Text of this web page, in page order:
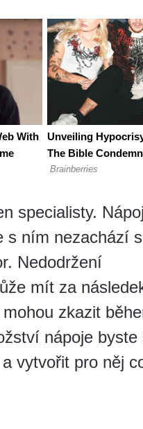
specialisty.
s ním nezachází
Nedodržení
mít za
zkazit
nápoje byste
vytvořit pro něj